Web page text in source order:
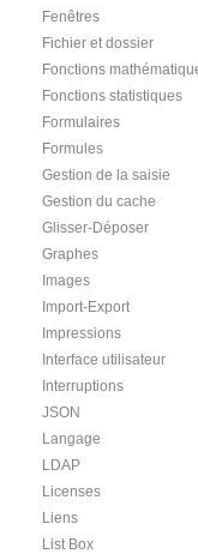
Fenêtres
Fichier et dossier
Fonctions
Fonctions statistiques
Formulaires
Formules
Gestion de la saisie
Gestion du cache
Glisser-Déposer
Graphes
Images
Import-Export
Impressions
Interface utilisateur
Interruptions
JSON
Langage
LDAP
Licenses
Liens
List Box